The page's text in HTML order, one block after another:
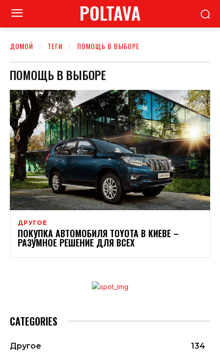
POLTAVA
ДОМОЙ ТЕГИ ПОМОЩЬ В ВЫБОРЕ
ПОМОЩЬ В ВЫБОРЕ
ДРУГОЕ
ПОКУПКА АВТОМОБИЛЯ TOYOTA В КИЕВЕ –
РАЗУМНОЕ РЕШЕНИЕ ДЛЯ ВСЕХ
CATEGORIES
Другое
134